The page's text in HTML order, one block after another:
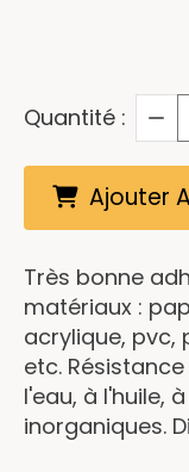
Quantité :
Ajouter
Très bonne
matériaux :
acrylique, pvc,
etc.
l'eau, à l'huile,
inorganiques.